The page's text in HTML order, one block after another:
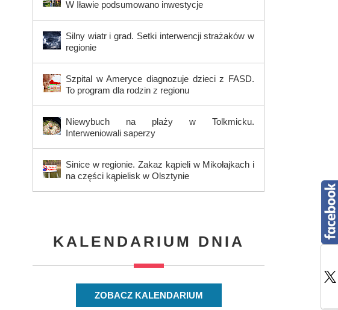
W Iławie podsumowano inwestycje
Silny wiatr i grad. Setki interwencji strażaków w
regionie
Szpital w Ameryce diagnozuje dzieci z FASD.
To program dla rodzin z regionu
Niewybuch na plaży w Tolkmicku.
Interweniowali saperzy
Sinice w regionie. Zakaz kąpieli w Mikołajkach i
na części kąpielisk w Olsztynie
KALENDARIUM DNIA
ZOBACZ KALENDARIUM